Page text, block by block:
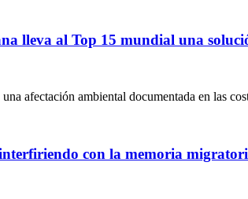
lleva al Top 15 mundial una
afectación ambiental documentada en las
con la memoria